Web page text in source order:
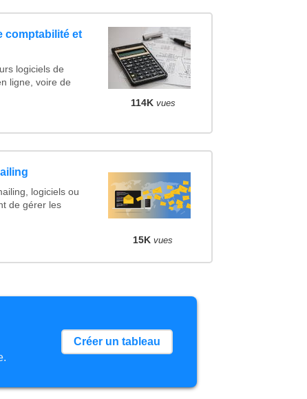
comptabilité et
logiciels de
ligne, voire de
114K vues
logiciels ou
de gérer les
15K vues
Créer un tableau